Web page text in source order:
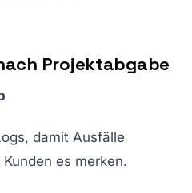
Projektabgabe
damit Ausfälle
es merken.